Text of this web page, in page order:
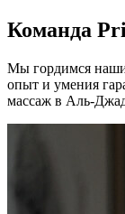
Команда
Мы гордимся
опыт и умения
массаж в Аль-